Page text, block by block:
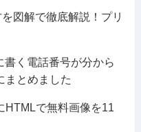
図解で徹底解説！プリ
く電話番号が分から
まとめました
HTMLで無料画像を11